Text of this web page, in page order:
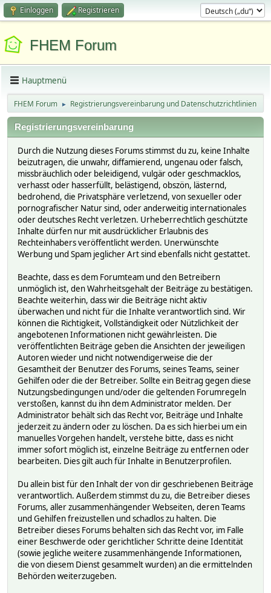
Einloggen Registrieren
FHEM Forum
Hauptmenü
FHEM Forum ► Registrierungsvereinbarung und Datenschutzrichtlinien
Registrierungsvereinbarung
Durch die Nutzung dieses Forums stimmst du zu, keine Inhalte
beizutragen, die unwahr, diffamierend, ungenau oder falsch,
missbräuchlich oder beleidigend, vulgär oder geschmacklos,
verhasst oder hasserfüllt, belästigend, obszön, lästernd,
bedrohend, die Privatsphäre verletzend, von sexueller oder
pornografischer Natur sind, oder anderweitig internationales
oder deutsches Recht verletzen. Urheberrechtlich geschützte
Inhalte dürfen nur mit ausdrücklicher Erlaubnis des
Rechteinhabers veröffentlicht werden. Unerwünschte
Werbung und Spam jeglicher Art sind ebenfalls nicht gestattet.
Beachte, dass es dem Forumteam und den Betreibern
unmöglich ist, den Wahrheitsgehalt der Beiträge zu bestätigen.
Beachte weiterhin, dass wir die Beiträge nicht aktiv
überwachen und nicht für die Inhalte verantwortlich sind. Wir
können die Richtigkeit, Vollständigkeit oder Nützlichkeit der
angebotenen Informationen nicht gewährleisten. Die
veröffentlichten Beiträge geben die Ansichten der jeweiligen
Autoren wieder und nicht notwendigerweise die der
Gesamtheit der Benutzer des Forums, seines Teams, seiner
Gehilfen oder die der Betreiber. Sollte ein Beitrag gegen diese
Nutzungsbedingungen und/oder die geltenden Forumregeln
verstoßen, kannst du ihn dem Administrator melden. Der
Administrator behält sich das Recht vor, Beiträge und Inhalte
jederzeit zu ändern oder zu löschen. Da es sich hierbei um ein
manuelles Vorgehen handelt, verstehe bitte, dass es nicht
immer sofort möglich ist, einzelne Beiträge zu entfernen oder
bearbeiten. Dies gilt auch für Inhalte in Benutzerprofilen.
Du allein bist für den Inhalt der von dir geschriebenen Beiträge
verantwortlich. Außerdem stimmst du zu, die Betreiber dieses
Forums, aller zusammenhängender Webseiten, deren Teams
und Gehilfen freizustellen und schadlos zu halten. Die
Betreiber dieses Forums behalten sich das Recht vor, im Falle
einer Beschwerde oder gerichtlicher Schritte deine Identität
(sowie jegliche weitere zusammenhängende Informationen,
die von diesem Dienst gesammelt wurden) an die ermittelnden
Behörden weiterzugeben.